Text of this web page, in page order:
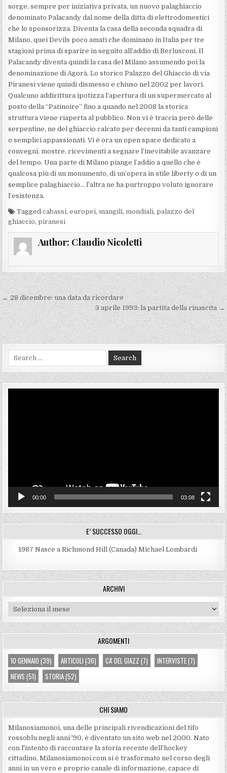
sorge, sempre per iniziativa privata, un nuovo palaghiaccio
denominato Palacandy dal nome della ditta di elettrodomestici
che lo sponsorizza. Diventa la casa della seconda squadra di
Milano, quei Devils poco amati che dominano in Italia per tre
stagioni prima di sparire in seguito all’addio di Berlusconi. Il
Palacandy diventa quindi la casa del Milano assumendo poi la
denominazione di Agorà. Lo storico Palazzo del Ghiaccio di via
Piranesi viene quindi dismesso e chiuso nel 2002 per lavori.
Qualcuno addirittura ipotizza l’apertura di un supermercato al
posto della “Patinoire” fino a quando nel 2008 la storica
struttura viene riaperta al pubblico. Non vi è traccia però delle
serpentine, ne del ghiaccio calcato per decenni da tanti campioni
o semplici appassionati. Vi è ora un open space dedicato a
convegni, mostre, ricevimenti a segnare l’inevitabile avanzare
del tempo. Una parte di Milano piange l’addio a quello che è
qualcosa più di un monumento, di un’opera in stile liberty o di un
semplice palaghiaccio… l’altra ne ha purtroppo voluto ignorare
l’esistenza.
Taggedcabassi,europei,mangili,mondiali,palazzo del
ghiaccio,piranesi
Author: Claudio Nicoletti
Navigazione
articoli
← 28 dicembre: una data da ricordare
3 aprile 1993: la partita della rinascita →
Search
for:
00:00 03:08
E’ SUCCESSO OGGI…
1987 Nasce a Richmond Hill (Canada) Michael Lombardi
ARCHIVI
Archivi
ARGOMENTI
10 GENNAIO (39) ARTICOLI (36) CA' DEL GIAZZ (7) INTERVISTE(7)
NEWS (51) STORIA(52)
CHI SIAMO
Milanosiamonoi, una delle principali rivendicazioni del tifo
rossoblu negli anni '90, è diventato un sito web nel 2000. Nato
con l'intento di raccontare la storia recente dell’hockey
cittadino, Milanosiamonoi.com si è trasformato nel corso degli
anni in un vero e proprio canale di informazione, capace di